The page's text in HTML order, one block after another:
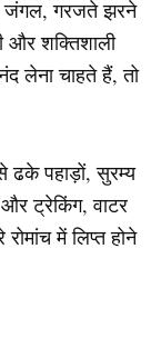
जंगल, गरजते झरने
और शक्तिशाली
लेना चाहते हैं, तो
ढके पहाड़ों, सुरम्य
और ट्रेकिंग, वाटर
में लिप्त होने